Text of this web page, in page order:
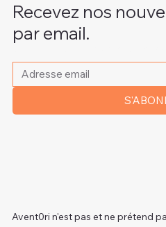
Recevez nos
par email.
Veuillez indiquer votre
Avent0ri n'est pas et ne prétend